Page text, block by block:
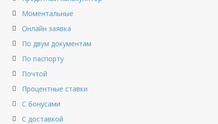
Моментальные
Онлайн заявка
По двум документам
По паспорту
Почтой
Процентные ставки
С бонусами
С доставкой